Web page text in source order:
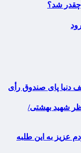
چقدر شد؟
دنیا پای صندوق رأی
شهید بهشتی/
عزیز به این طلبه